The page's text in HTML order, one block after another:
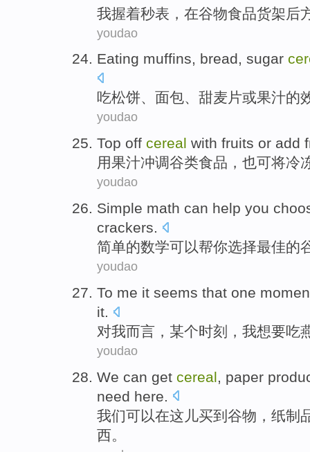
我握着秒表 ， 在谷物食品货架后
youdao
Eating muffins, bread, sugar
吃松饼、 面包、 甜麦片或果汁的
youdao
Top off cereal with fruits or add
用果汁冲调谷类食品， 也可将冷
youdao
Simple math can help you
crackers.
简单的数学可以帮你选择最佳的
youdao
To me it seems that one
it.
对我而言 ， 某个时刻 ， 我想要吃
youdao
We can get cereal
paper
need here
我们可以在这儿买到谷物 ， 纸制
西。